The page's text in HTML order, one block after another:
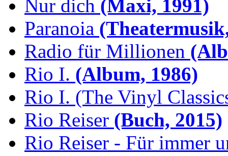
Nur dich (Maxi, 1991)
Paranoia
Radio für Millionen
Rio I. (Album, 1986)
Rio I. (The Vinyl
Rio Reiser (Buch, 2015)
Rio Reiser - Für immer